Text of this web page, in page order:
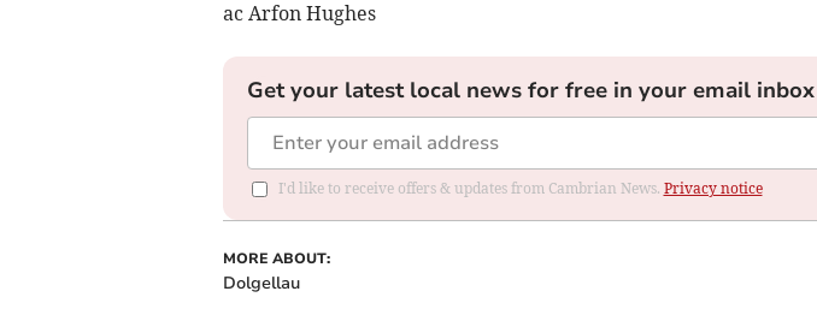
ac Arfon Hughes
Get your latest local news for free in your email inbox
I'd like to receive offers & updates from Cambrian News. Privacy notice
MORE ABOUT:
Dolgellau